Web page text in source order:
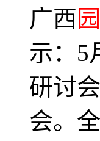
广西
示：5
研讨
会。